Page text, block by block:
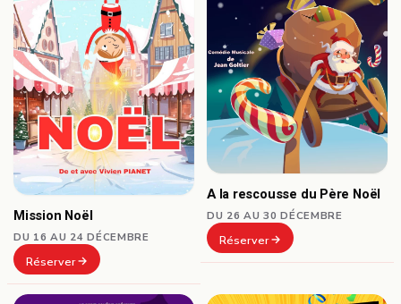
Mission Noël
DU 16 AU 24 DÉCEMBRE
Réserver
A la rescousse du Père Noël
DU 26 AU 30 DÉCEMBRE
Réserver